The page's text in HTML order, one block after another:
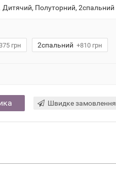
Дитячий, Полуторний, 2спальний
грн 2спальний +810 грн
Швидке замовлення